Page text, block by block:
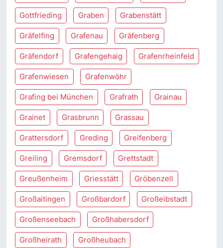
Gottfrieding Graben Grabenstätt
Gräfelfing Grafenau Gräfenberg
Gräfendorf Grafengehaig Grafenrheinfeld
Grafenwiesen Grafenwöhr
Grafing bei München Grafrath Grainau
Grainet Grasbrunn Grassau
Grattersdorf Greding Greifenberg
Greiling Gremsdorf Grettstadt
Greußenheim Griesstätt Gröbenzell
Großaitingen Großbardorf Großeibstadt
Großenseebach Großhabersdorf
Großheirath Großheubach